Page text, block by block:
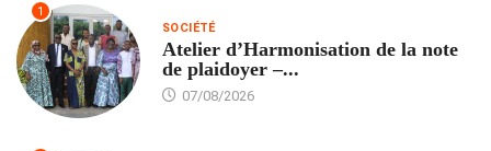
1
SOCIÉTÉ
Atelier d’Harmonisation de la note
de plaidoyer –...
07/08/2026